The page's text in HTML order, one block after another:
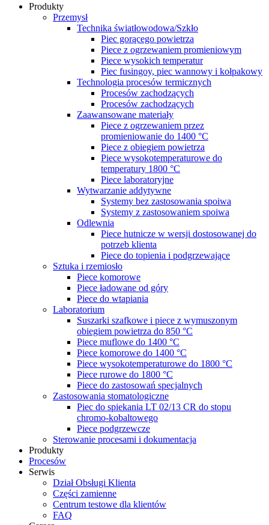
Produkty
Przemysł
Technika światłowodowa/Szkło
Piec gorącego powietrza
Piece z ogrzewaniem promieniowym
Piece wysokich temperatur
Piec fusingoy, piec wannowy i kołpakowy
Technologia procesów termicznych
Procesów zachodzących
Procesów zachodzących
Zaawansowane materiały
Piece z ogrzewaniem przez
promieniowanie do 1400 °C
Piece z obiegiem powietrza
Piece wysokotemperaturowe do
temperatury 1800 °C
Piece laboratoryjne
Wytwarzanie addytywne
Systemy bez zastosowania spoiwa
Systemy z zastosowaniem spoiwa
Odlewnia
Piece hutnicze w wersji dostosowanej do
potrzeb klienta
Piece do topienia i podgrzewające
Sztuka i rzemiosło
Piece komorowe
Piece ładowane od góry
Piece do wtapiania
Laboratorium
Suszarki szafkowe i piece z wymuszonym
obiegiem powietrza do 850 °C
Piece muflowe do 1400 °C
Piece komorowe do 1400 °C
Piece wysokotemperaturowe do 1800 °C
Piece rurowe do 1800 °C
Piece do zastosowań specjalnych
Zastosowania stomatologiczne
Piec do spiekania LT 02/13 CR do stopu
chromo-kobaltowego
Piece podgrzewcze
Sterowanie procesami i dokumentacja
Produkty
Procesów
Serwis
Dział Obsługi Klienta
Części zamienne
Centrum testowe dla klientów
FAQ